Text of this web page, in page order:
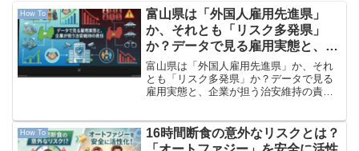
How To
富山県は「外国人雇用先進県」
か、それとも「リスク多発県」
か？データで見る雇用実態と、企
業が担う治安維持の責任
富山県は「外国人雇用先進県」か、それ
とも「リスク多発県」か？データで見る
雇用実態と、企業が担う治安維持の責任
ており、この割合は全国平均の24.7%を
大きく上回る全...
How To
16時間断食の意外なリスクとは？